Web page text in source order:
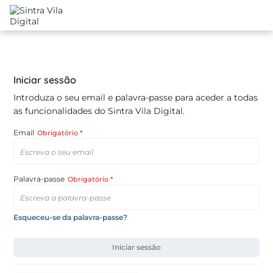
Iniciar sessão
Introduza o seu email e palavra-passe para aceder a todas
as funcionalidades do Sintra Vila Digital.
Email Obrigatório *
Palavra-passe Obrigatório *
Esqueceu-se da palavra-passe?